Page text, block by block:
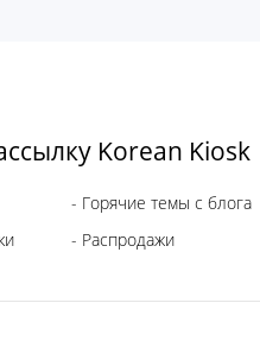
Korean Kiosk
- Горячие темы с блога
- Распродажи